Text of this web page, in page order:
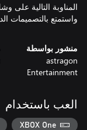
المناوبة التالية على
واستمتع بالتصميمات
منشور بواسطة
astragon
Entertainment
العب باستخدام
XBOX One